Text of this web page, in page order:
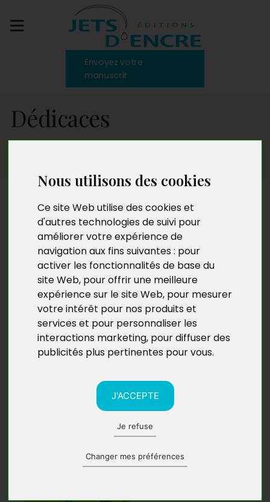
Nous utilisons des cookies
Ce site Web utilise des cookies et
d'autres technologies de suivi pour
améliorer votre expérience de
navigation aux fins suivantes : pour
activer les fonctionnalités de base du
site Web, pour offrir une meilleure
expérience sur le site Web, pour mesurer
votre intérêt pour nos produits et
services et pour personnaliser les
interactions marketing, pour diffuser des
publicités plus pertinentes pour vous.
J'ACCEPTE
Je refuse
Changer mes préférences
Envoyez votre
manuscrit
Dédicaces
DÉDICACES
Alain Dercourt
samedi 3 avril 2026 de
10h à 18h
Salle VOX
Avenue Jean-Baptiste
Lebas
59480 La Bassée
DÉDICACES
Ginette Donnet
17h30